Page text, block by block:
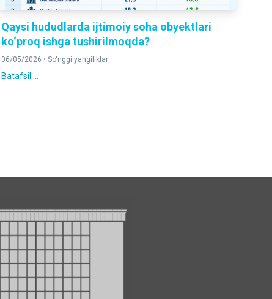
Qaysi hududlarda ijtimoiy soha obyektlari
ko‘proq ishga tushirilmoqda?
06/05/2026 •So'nggi yangiliklar
Batafsil ...